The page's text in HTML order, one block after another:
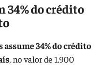
34% do crédito
34% do crédito
, no valor de 1.900